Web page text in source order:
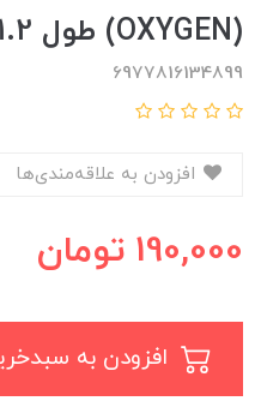
(OXYGEN) طول 1.2 متر مدل AU-02
6977816134899
190,000 تومان